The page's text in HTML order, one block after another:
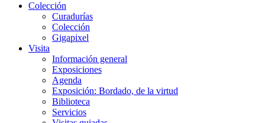
Colección
Curadurías
Colección
Gigapixel
Visita
Información general
Exposiciones
Agenda
Exposición: Bordado, de la virtud
Biblioteca
Servicios